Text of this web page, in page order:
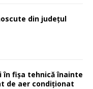
din județul
în fișa tehnică înainte
de aer condiționat